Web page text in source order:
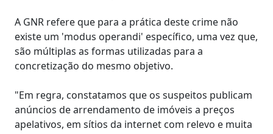
A GNR refere que para a prática deste crime não
existe um 'modus operandi' específico, uma vez que,
são múltiplas as formas utilizadas para a
concretização do mesmo objetivo.
"Em regra, constatamos que os suspeitos publicam
anúncios de arrendamento de imóveis a preços
apelativos, em sítios da internet com relevo e muita